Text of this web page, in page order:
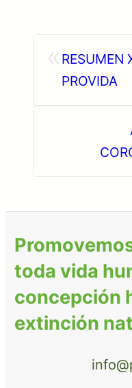
RESUMEN
PROVIDA
toda vida
concepción
extinción